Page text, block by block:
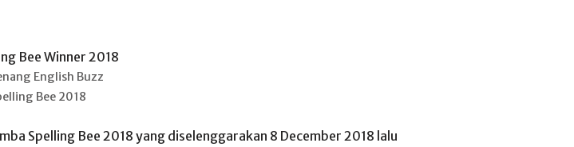
English Buzz
Bee 2018
Spelling Bee 2018 yang diselenggarakan 8 December 2018 lalu